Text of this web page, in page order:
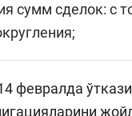
сумм сделок: с
февралда